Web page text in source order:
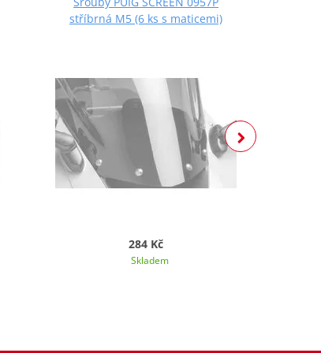
stříbrná M5 (6 ks s maticemi)
284 Kč
Skladem